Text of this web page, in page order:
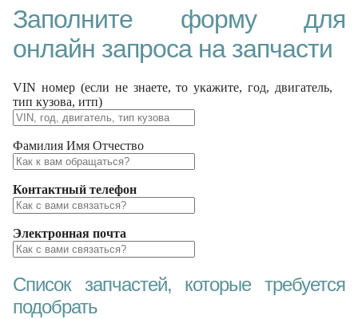
Заполните форму для
онлайн запроса на запчасти
VIN номер (если не знаете, то укажите, год, двигатель,
тип кузова, итп)
Фамилия Имя Отчество
Контактный телефон
Электронная почта
Список запчастей, которые требуется
подобрать